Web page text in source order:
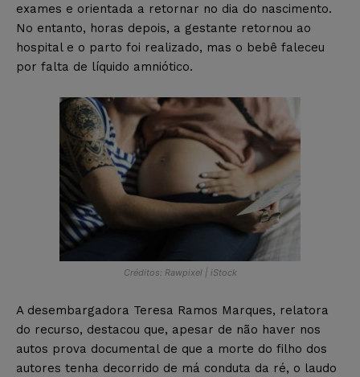
exames e orientada a retornar no dia do nascimento.
No entanto, horas depois, a gestante retornou ao
hospital e o parto foi realizado, mas o bebê faleceu
por falta de líquido amniótico.
Créditos: Rawpixel | iStock
A desembargadora Teresa Ramos Marques, relatora
do recurso, destacou que, apesar de não haver nos
autos prova documental de que a morte do filho dos
autores tenha decorrido de má conduta da ré, o laudo